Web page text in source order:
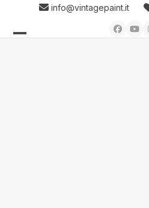
content
info@vintagepaint.it